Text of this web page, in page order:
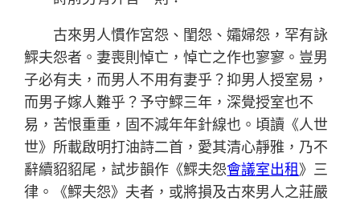
古來男人慣作宮怨、閨怨、孀婦怨，罕有詠
鰥夫怨者。妻喪則悼亡，悼亡之作也寥寥。豈男
子必有夫，而男人不用有妻乎？抑男人授室易，
而男子嫁人難乎？予守鰥三年，深覺授室也不
易，苦恨重重，固不減年年針線也。頃讀《人世
世》所載啟明打油詩二首，愛其清心靜雅，乃不
辭續貂貂尾，試步韻作《鰥夫怨會議室出租》三
律。《鰥夫怨》夫者，或將損及古來男人之莊嚴